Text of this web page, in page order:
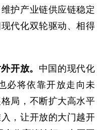
护产业链供应链稳定
代化双轮驱动、相得
开放。 中国的现代化
必将依靠开放走向未
局，不断扩大高水平
，让开放的大门越开